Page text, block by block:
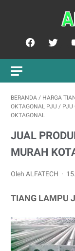
BERANDA / HARGA
OKTAGONAL PJU / PJU
OKTAGONAL
JUAL
MURAH
Oleh ALFATECH
TIANG LAMPU